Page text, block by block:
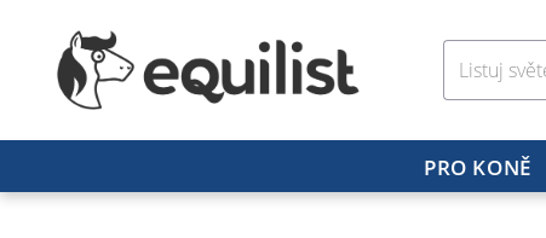
PRO KONĚ